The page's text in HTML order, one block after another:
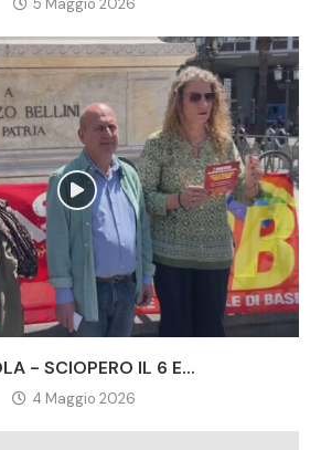
5 Maggio 2026
- SCIOPERO IL 6 E...
4 Maggio 2026